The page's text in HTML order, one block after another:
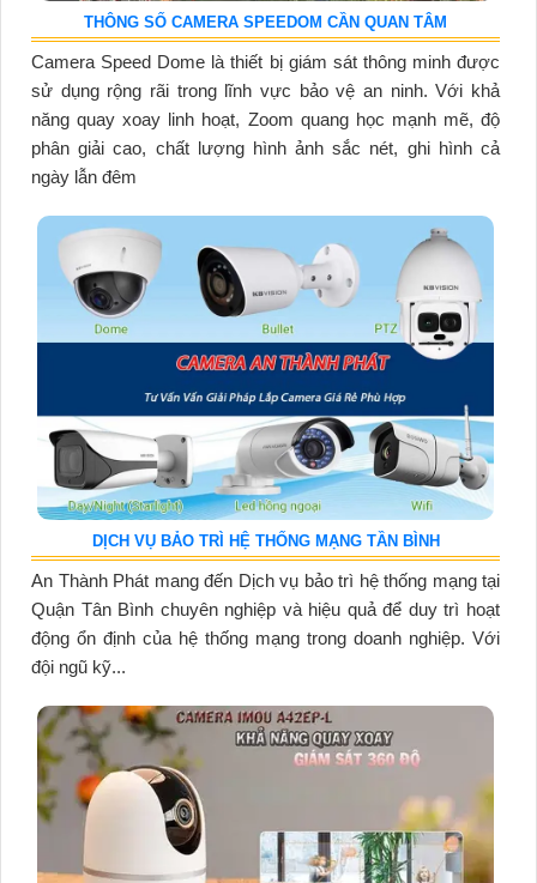
THÔNG SỐ CAMERA SPEEDOM CẦN QUAN TÂM
Camera Speed Dome là thiết bị giám sát thông minh được
sử dụng rộng rãi trong lĩnh vực bảo vệ an ninh. Với khả
năng quay xoay linh hoạt, Zoom quang học mạnh mẽ, độ
phân giải cao, chất lượng hình ảnh sắc nét, ghi hình cả
ngày lẫn đêm
DỊCH VỤ BẢO TRÌ HỆ THỐNG MẠNG TẦN BÌNH
An Thành Phát mang đến Dịch vụ bảo trì hệ thống mạng tại
Quận Tân Bình chuyên nghiệp và hiệu quả để duy trì hoạt
động ổn định của hệ thống mạng trong doanh nghiệp. Với
đội ngũ kỹ...